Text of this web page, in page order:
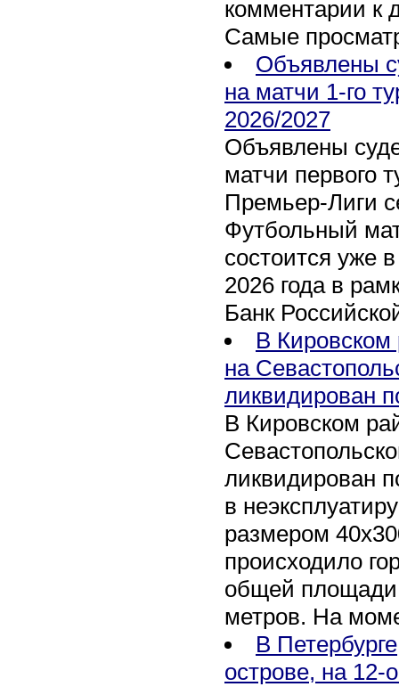
комментарии к
Самые
Объявлены
на матчи 1-го
2026/2027
Объявлены
матчи первого
Премьер-Лиги
Футбольный
состоится уже
2026 года в
Банк
В Кировском
на
ликвидирован
В Кировском
ликвидирован
в
размером
происходило
общей площади
метров. На
В
острове, на 12-